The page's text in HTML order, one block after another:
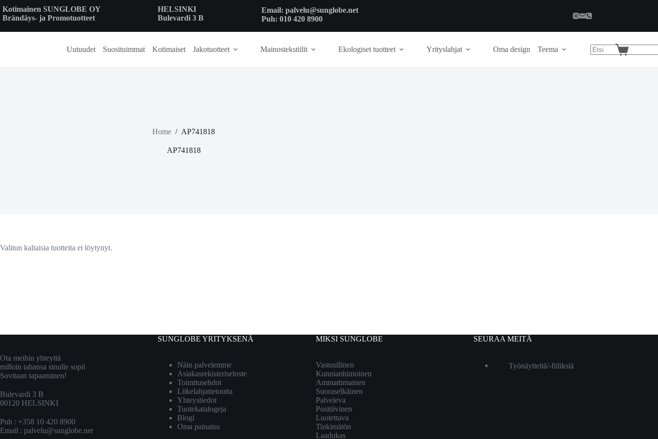
to
content
Kotimainen SUNGLOBE OY
Brändäys- ja Promotuotteet
HELSINKI
Bulevardi 3 B
Email: palvelu@sunglobe.net
Puh: 010 420 8900
Uutuudet Suosituimmat Kotimaiset Jakotuotteet Mainostekstiilit Ekologiset tuotteet Yrityslahjat Oma design Teema
Shopping
Home / AP741818
AP741818
Valitun kaltaisia tuotteita ei löytynyt.
Ota meihin yhteyttä
milloin tahansa sinulle sopii
Sovitaan tapaaminen!
Bulevardi 3 B
00120 HELSINKI
Puh : +358 10 420 8900
Email : palvelu@sunglobe.net
SUNGLOBE YRITYKSENÄ
Näin palvelemme
Asiakasrekisteriseloste
Toimitusehdot
Liikelahjatietoutta
Yhteystiedot
Tuotekatalogeja
Blogi
Oma painatus
MIKSI SUNGLOBE
Vastuullinen
Kunnianhimoinen
Ammattimainen
Suoraselkäinen
Palveleva
Positiivinen
Luotettava
Tinkimätön
Laadukas
SEURAA MEITÄ
Työnäytteitä/-fiiliksiä